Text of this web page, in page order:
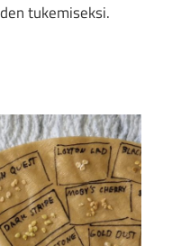
tukemiseksi.